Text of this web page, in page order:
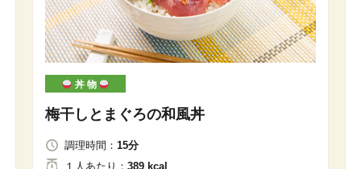
丼 物
梅干しとまぐろの和風丼
調理時間： 15分
１人 あたり ： 389 kcal